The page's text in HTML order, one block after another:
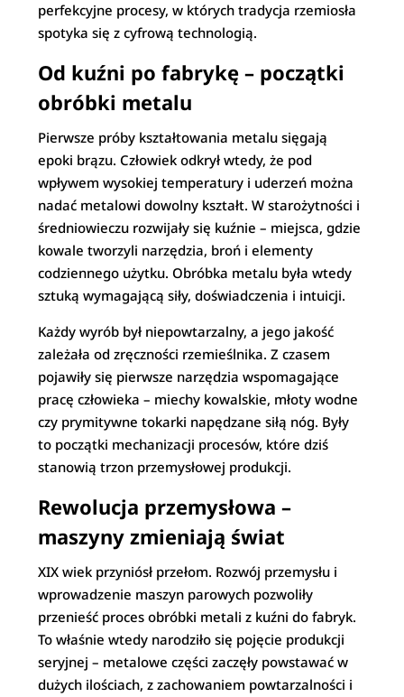
perfekcyjne procesy, w których tradycja rzemiosła
spotyka się z cyfrową technologią.
Od kuźni po fabrykę – początki
obróbki metalu
Pierwsze próby kształtowania metalu sięgają
epoki brązu. Człowiek odkrył wtedy, że pod
wpływem wysokiej temperatury i uderzeń można
nadać metalowi dowolny kształt. W starożytności i
średniowieczu rozwijały się kuźnie – miejsca, gdzie
kowale tworzyli narzędzia, broń i elementy
codziennego użytku. Obróbka metalu była wtedy
sztuką wymagającą siły, doświadczenia i intuicji.
Każdy wyrób był niepowtarzalny, a jego jakość
zależała od zręczności rzemieślnika. Z czasem
pojawiły się pierwsze narzędzia wspomagające
pracę człowieka – miechy kowalskie, młoty wodne
czy prymitywne tokarki napędzane siłą nóg. Były
to początki mechanizacji procesów, które dziś
stanowią trzon przemysłowej produkcji.
Rewolucja przemysłowa –
maszyny zmieniają świat
XIX wiek przyniósł przełom. Rozwój przemysłu i
wprowadzenie maszyn parowych pozwoliły
przenieść proces obróbki metali z kuźni do fabryk.
To właśnie wtedy narodziło się pojęcie produkcji
seryjnej – metalowe części zaczęły powstawać w
dużych ilościach, z zachowaniem powtarzalności i